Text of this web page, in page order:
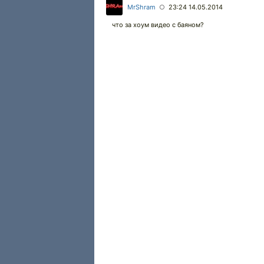
MrShram ○ 23:24 14.05.2014
что за хоум видео с баяном?